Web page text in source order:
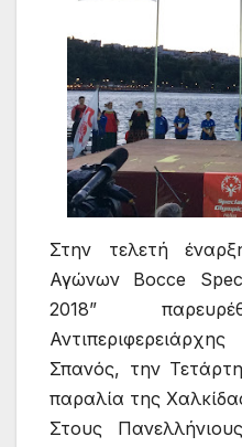
Στην τελετή
Αγώνων Bocce
2018”
Σπανός, την
παραλία της
Στους